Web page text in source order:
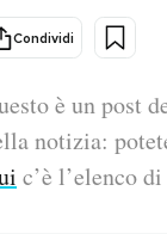
2026
Condividi
è un post
notizia:
c’è l’elenco